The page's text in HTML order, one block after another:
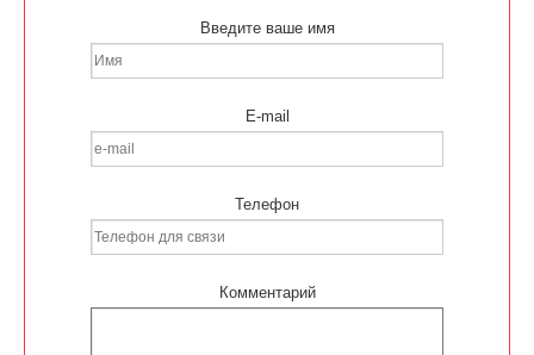
Введите ваше имя
E-mail
Телефон
Комментарий